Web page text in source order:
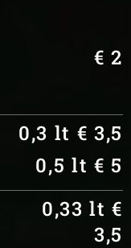
€ 2
0,3 lt € 3,5
0,5 lt € 5
0,33 lt €
3,5